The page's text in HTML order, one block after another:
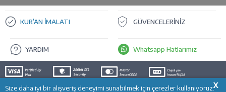
X
Size daha iyi bir alışveriş deneyimi sunabilmek için çerezler kullanıyoruz.
KUR’AN İMALATI GÜVENCELERİNİZ
YARDIM Whatsapp Hatlarımız